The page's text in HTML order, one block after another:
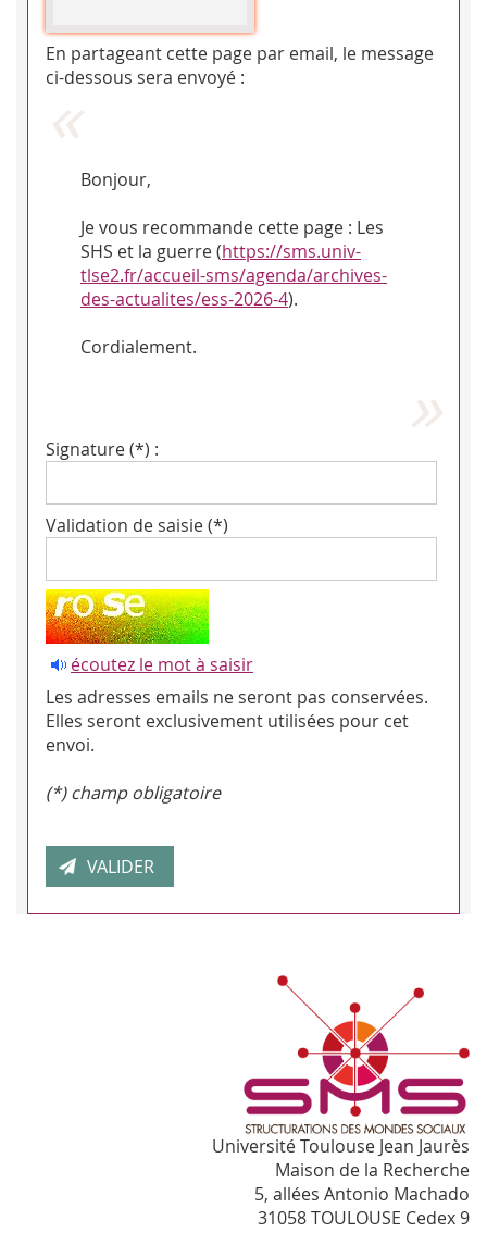
En partageant cette page par email, le message
ci-dessous sera envoyé :
Bonjour,
Je vous recommande cette page : Les
SHS et la guerre (https://sms.univ-
tlse2.fr/accueil-sms/agenda/archives-
des-actualites/ess-2026-4).
Cordialement.
Signature (*) :
Validation de saisie (*)
écoutez le mot à saisir
Les adresses emails ne seront pas conservées.
Elles seront exclusivement utilisées pour cet
envoi.
(*) champ obligatoire
Université Toulouse Jean Jaurès
Maison de la Recherche
5, allées Antonio Machado
31058 TOULOUSE Cedex 9